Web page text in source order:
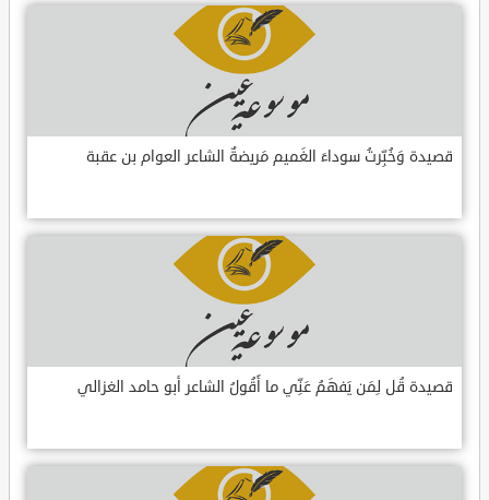
قصيدة وَخُبِّرتُ سوداءَ الغَميم مَريضةٌ الشاعر العوام بن عقبة
قصيدة قُل لِمَن يَفهَمُ عَنِّي ما أَقُولُ الشاعر أبو حامد الغزالي